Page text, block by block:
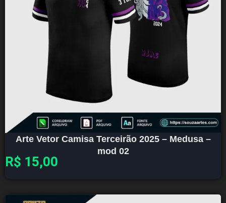
Arte Vetor Camisa Terceirão 2025 – Medusa –
mod 02
R$ 15,00